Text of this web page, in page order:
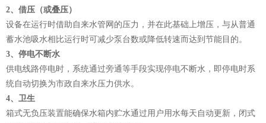
2、借压（或叠压）
设备在运行时借助自来水管网的压力，并在此基础上增压，与从普通
蓄水池吸水相比运行时可减少泵台数或降低转速而达到节能目的。
3、停电不断水
供电线路停电时，系统通过旁通等手段实现停电不断水，即停电时系
统自动切换为市政自来水压力供水。
4、卫生
箱式无负压装置能确保水箱内贮水通过用户用水每天自动更新，闭式